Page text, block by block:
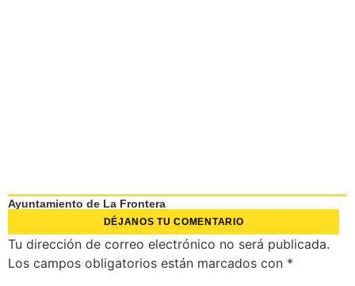
Ayuntamiento de La Frontera
DÉJANOS TU COMENTARIO
Tu dirección de correo electrónico no será publicada.
Los campos obligatorios están marcados con *